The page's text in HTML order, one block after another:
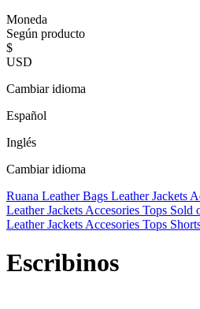
Moneda
Según producto
$
USD
Cambiar idioma
Español
Inglés
Cambiar idioma
Ruana Leather Bags Leather Jackets
Leather Jackets Accesories Tops Sold
Leather Jackets Accesories Tops
Escribinos